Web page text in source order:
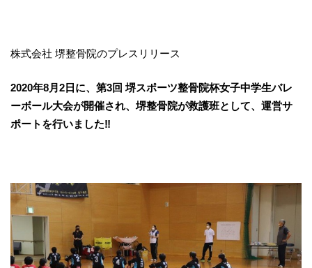
株式会社 堺整骨院のプレスリリース
2020年8月2日に、第3回 堺スポーツ整骨院杯女子中学生バレ
ーボール大会が開催され、堺整骨院が救護班として、運営サ
ポートを行いました‼